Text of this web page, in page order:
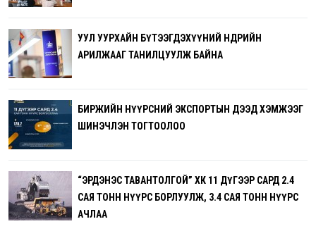
УУЛ УУРХАЙН БҮТЭЭГДЭХҮҮНИЙ ӨНӨӨДРИЙН
АРИЛЖААГ ТАНИЛЦУУЛЖ БАЙНА
БИРЖИЙН НҮҮРСНИЙ ЭКСПОРТЫН ДЭЭД ХЭМЖЭЭГ
ШИНЭЧЛЭН ТОГТООЛОО
“ЭРДЭНЭС ТАВАНТОЛГОЙ” ХК 11 ДҮГЭЭР САРД 2.4
САЯ ТОНН НҮҮРС БОРЛУУЛЖ, 3.4 САЯ ТОНН НҮҮРС
АЧЛАА